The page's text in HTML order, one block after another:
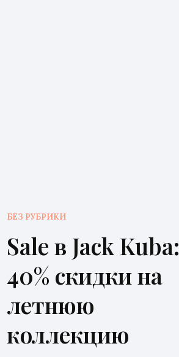
БЕЗ РУБРИКИ
Sale в Jack Kuba:
40% скидки на
летнюю
коллекцию